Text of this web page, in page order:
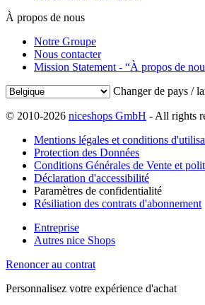
À propos de nous
Notre Groupe
Nous contacter
Mission Statement - “À propos de
Changer de pays /
© 2010-2026 niceshops GmbH - All rights
Mentions légales et conditions
Protection des Données
Conditions Générales de Vente et
Déclaration d'accessibilité
Paramètres de confidentialité
Résiliation des contrats d'abonnement
Entreprise
Autres nice Shops
Renoncer au contrat
Personnalisez votre expérience d'achat